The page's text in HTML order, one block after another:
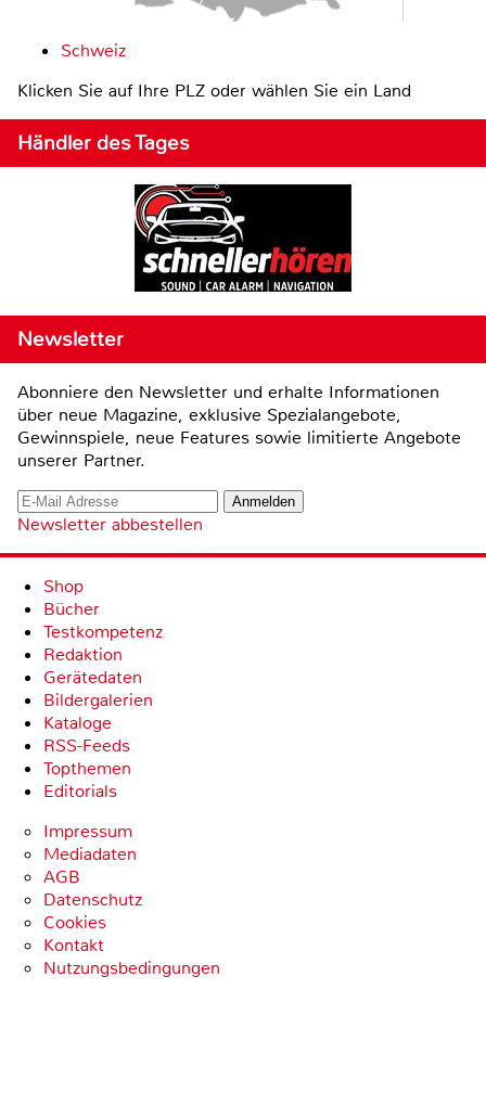
Schweiz
Klicken Sie auf Ihre PLZ oder wählen Sie ein Land
Händler des Tages
Newsletter
Abonniere den Newsletter und erhalte Informationen
über neue Magazine, exklusive Spezialangebote,
Gewinnspiele, neue Features sowie limitierte Angebote
unserer Partner.
Newsletter abbestellen
Shop
Bücher
Testkompetenz
Redaktion
Gerätedaten
Bildergalerien
Kataloge
RSS-Feeds
Topthemen
Editorials
Impressum
Mediadaten
AGB
Datenschutz
Cookies
Kontakt
Nutzungsbedingungen